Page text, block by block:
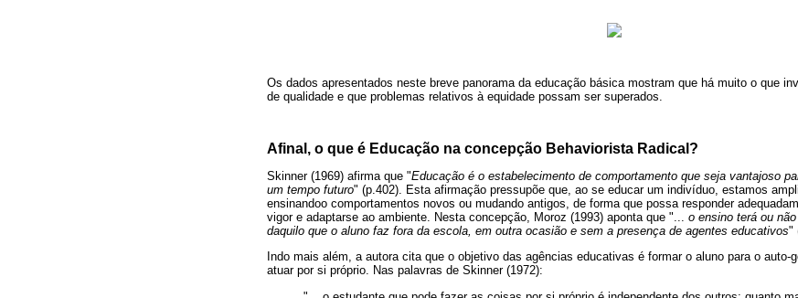
Os dados apresentados neste breve panorama da educação básica mostram que há muito o que
de qualidade e que problemas relativos à equidade possam ser superados.
Afinal, o que é Educação na concepção Behaviorista Radical?
Skinner (1969) afirma que "Educação é o estabelecimento de comportamento que seja vantajoso
um tempo futuro" (p.402). Esta afirmação pressupõe que, ao se educar um indivíduo, estamos
ensinandoo comportamentos novos ou mudando antigos, de forma que possa responder
vigor e adaptarse ao ambiente. Nesta concepção, Moroz (1993) aponta que "... o ensino terá ou
daquilo que o aluno faz fora da escola, em outra ocasião e sem a presença de agentes educativos"
Indo mais além, a autora cita que o objetivo das agências educativas é formar o aluno para o auto-
atuar por si próprio. Nas palavras de Skinner (1972):